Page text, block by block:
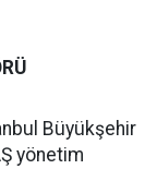
Büyükşehir
yönetim